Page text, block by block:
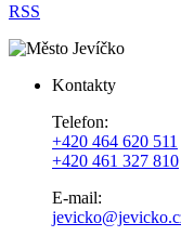
RSS
Kontakty
Telefon:
+420 464 620 511
+420 461 327 810
E-mail: